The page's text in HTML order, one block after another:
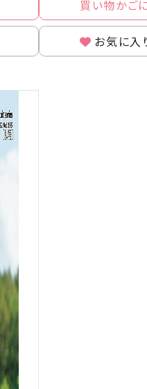
買い物かご
お気に入